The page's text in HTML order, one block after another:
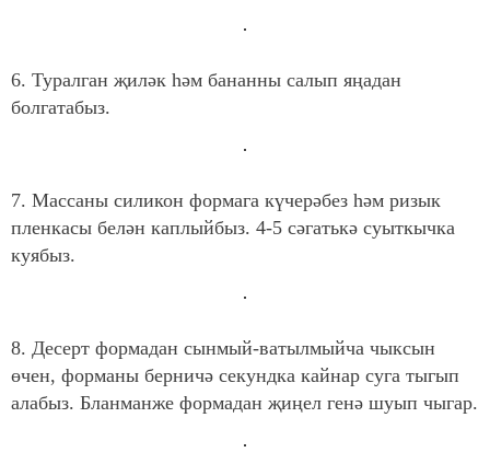
6. Туралган җиләк һәм бананны салып яңадан
болгатабыз.
7. Массаны силикон формага күчерәбез һәм ризык
пленкасы белән каплыйбыз. 4-5 сәгатькә суыткычка
куябыз.
8. Десерт формадан сынмый-ватылмыйча чыксын
өчен, форманы берничә секундка кайнар суга тыгып
алабыз. Бланманже формадан җиңел генә шуып чыгар.